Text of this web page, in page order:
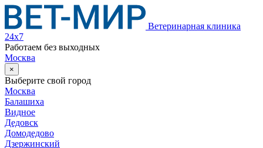
Ветеринарная клиника
24х7
Работаем без выходных
Москва
×
Выберите свой город
Москва
Балашиха
Видное
Дедовск
Домодедово
Дзержинский